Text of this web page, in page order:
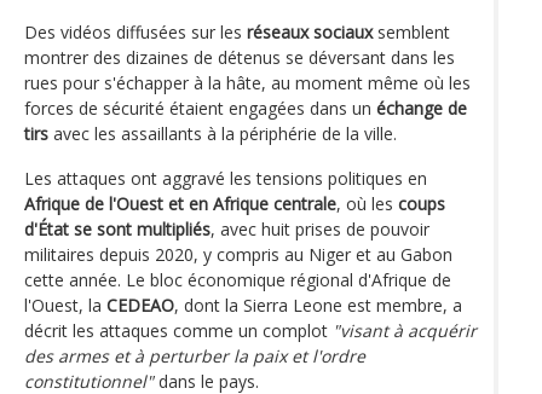
Des vidéos diffusées sur les réseaux sociauxsemblent
montrer des dizaines de détenus se déversant dans les
rues pour s'échapper à la hâte, au moment même où les
forces de sécurité étaient engagées dans un échange de
tirs avec les assaillants à la périphérie de la ville.
Les attaques ont aggravé les tensions politiques en
Afrique de l'Ouest et en Afrique centrale, où les coups
d'État se sont multipliés, avec huit prises de pouvoir
militaires depuis 2020, y compris au Niger et au Gabon
cette année. Le bloc économique régional d'Afrique de
l'Ouest, la CEDEAO, dont la Sierra Leone est membre, a
décrit les attaques comme un complot "visant à acquérir
des armes et à perturber la paix et l'ordre
constitutionnel"dans le pays.